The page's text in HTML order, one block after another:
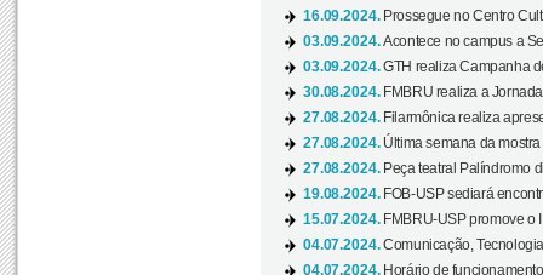
16.09.2024. Prossegue no Centro
03.09.2024.Acontece no campus a
03.09.2024.GTH realiza Campanha
30.08.2024. FMBRU realiza a
27.08.2024. Filarmônica realiza
27.08.2024. Última semana da
27.08.2024. Peça teatral Palíndromo
19.08.2024. FOB-USP sediará
15.07.2024. FMBRU-USP promove o
04.07.2024.Comunicação,
04.07.2024. Horário de